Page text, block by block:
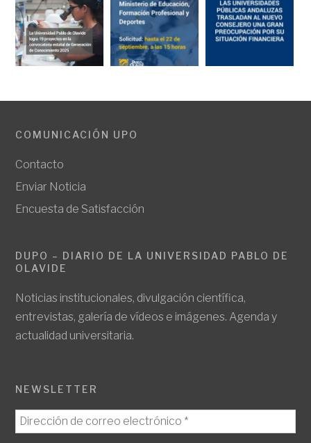
COMUNICACIÓN UPO
Contacto
Enviar Noticia
Encuesta de Satisfacción
DUPO – DIARIO DE LA UNIVERSIDAD PABLO DE
OLAVIDE
Noticias institucionales, divulgación científica,
entrevistas, galería de vídeos e imágenes. Agenda y
actualidad universitaria.
NEWSLETTER